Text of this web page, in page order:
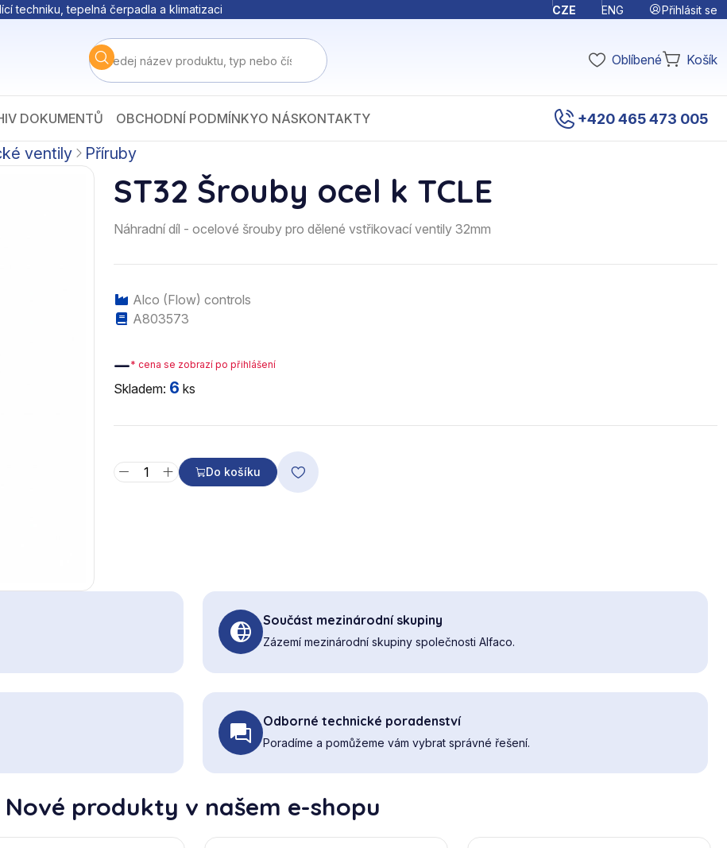
techniku, tepelná čerpadla a klimatizaci CZE ENG Přihlásit se
Oblíbené Košík
DOKUMENTŮ OBCHODNÍ PODMÍNKYO NÁSKONTAKTY +420 465 473 005
ventily Příruby
ST32 Šrouby ocel k TCLE
Náhradní díl - ocelové šrouby pro dělené vstřikovací ventily 32mm
Alco (Flow) controls
A803573
—* cena se zobrazí po přihlášení
Skladem: 6 ks
Do košíku
Součást mezinárodní skupiny
Zázemí mezinárodní skupiny společnosti Alfaco.
Odborné technické poradenství
Poradíme a pomůžeme vám vybrat správné řešení.
Nové produkty v našem e-shopu